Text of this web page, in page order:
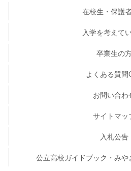
在校生・保護
入学を考えて
卒業生の
よくある質問
お問い合わ
サイトマッ
入札公告
公立高校ガイドブック・み